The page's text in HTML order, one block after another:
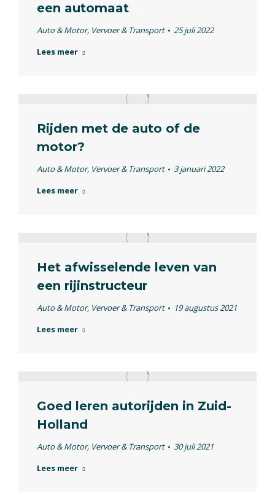
een automaat
Auto & Motor, Vervoer & Transport
25 juli 2022
Lees meer
Rijden met de auto of de
motor?
Auto & Motor, Vervoer & Transport
3 januari 2022
Lees meer
Het afwisselende leven van
een rijinstructeur
Auto & Motor, Vervoer & Transport
19 augustus 2021
Lees meer
Goed leren autorijden in Zuid-
Holland
Auto & Motor, Vervoer & Transport
30 juli 2021
Lees meer